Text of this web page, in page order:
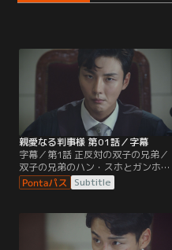
親愛なる判事様 第01話／字幕
字幕／第1話 正反対の双子の兄弟／
双子の兄弟のハン・スホとガンホ。
優秀な兄のスホは最年少で判事にな
ったが、デキの悪いガンホは事を起
ある日、司法修習生のソン・ソウン
は初の取り調べでガンホを担当する
のだが…。
Subtitle